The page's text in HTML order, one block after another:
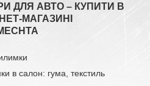
ДЛЯ АВТО – КУПИТИ В
МАГАЗИНІ
в салон: гума, текстиль